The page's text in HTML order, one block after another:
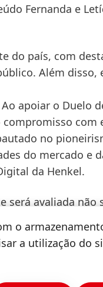
Fernanda e
do país, com
Além disso,
apoiar o Duelo
com
no
do mercado e
da Henkel.
será avaliada não
do
o primeiro
o reality
o
a utilização do